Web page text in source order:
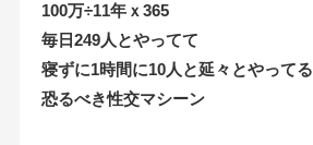
100万÷11年ｘ365
毎日249人とやってて
寝ずに1時間に10人と延々とやってる
恐るべき性交マシーン